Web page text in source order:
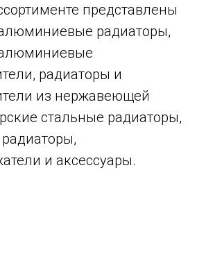
представлены
радиаторы,
радиаторы и
из нержавеющей
стальные радиаторы,
и аксессуары.